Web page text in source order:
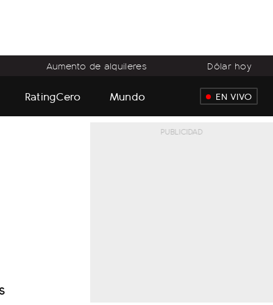
Aumento de alquileres Dólar hoy
RatingCero Mundo EN VIVO